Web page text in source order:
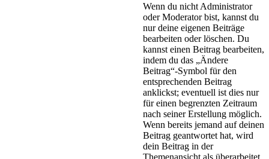
Wenn du nicht Administrator
oder Moderator bist, kannst du
nur deine eigenen Beiträge
bearbeiten oder löschen. Du
kannst einen Beitrag bearbeiten,
indem du das „Ändere
Beitrag“-Symbol für den
entsprechenden Beitrag
anklickst; eventuell ist dies nur
für einen begrenzten Zeitraum
nach seiner Erstellung möglich.
Wenn bereits jemand auf deinen
Beitrag geantwortet hat, wird
dein Beitrag in der